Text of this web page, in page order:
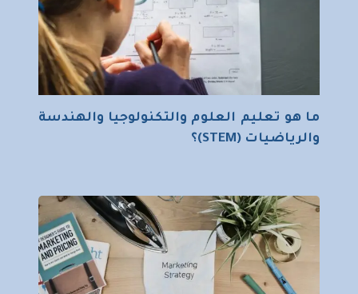
ما هو تعليم العلوم والتكنولوجيا والهندسة
والرياضيات (STEM)؟